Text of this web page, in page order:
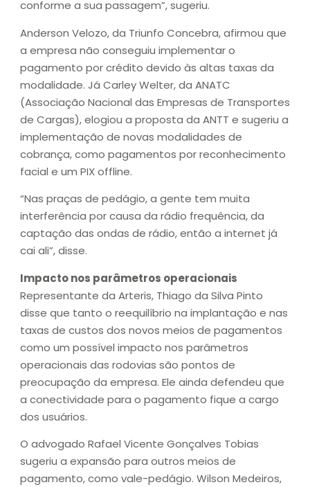
conforme a sua passagem”, sugeriu.
Anderson Velozo, da Triunfo Concebra, afirmou que
a empresa não conseguiu implementar o
pagamento por crédito devido às altas taxas da
modalidade. Já Carley Welter, da ANATC
(Associação Nacional das Empresas de Transportes
de Cargas), elogiou a proposta da ANTT e sugeriu a
implementação de novas modalidades de
cobrança, como pagamentos por reconhecimento
facial e um PIX offline.
“Nas praças de pedágio, a gente tem muita
interferência por causa da rádio frequência, da
captação das ondas de rádio, então a internet já
cai ali”, disse.
Impacto nos parâmetros operacionais
Representante da Arteris, Thiago da Silva Pinto
disse que tanto o reequilíbrio na implantação e nas
taxas de custos dos novos meios de pagamentos
como um possível impacto nos parâmetros
operacionais das rodovias são pontos de
preocupação da empresa. Ele ainda defendeu que
a conectividade para o pagamento fique a cargo
dos usuários.
O advogado Rafael Vicente Gonçalves Tobias
sugeriu a expansão para outros meios de
pagamento, como vale-pedágio. Wilson Medeiros,